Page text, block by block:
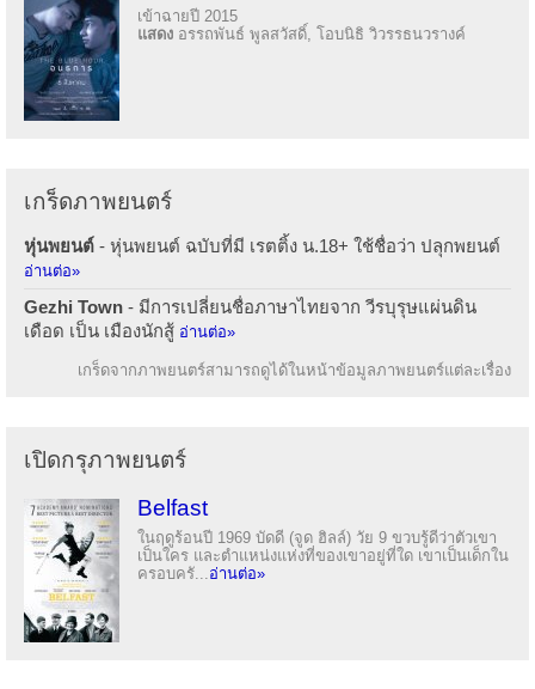
เข้าฉายปี 2015
แสดง อรรถพันธ์ พูลสวัสดิ์, โอบนิธิ วิวรรธนวรางค์
เกร็ดภาพยนตร์
หุ่นพยนต์ - หุ่นพยนต์ ฉบับที่มี เรตติ้ง น.18+ ใช้ชื่อว่า ปลุกพยนต์
อ่านต่อ»
Gezhi Town - มีการเปลี่ยนชื่อภาษาไทยจาก วีรบุรุษแผ่นดิน
เดือด เป็น เมืองนักสู้ อ่านต่อ»
เกร็ดจากภาพยนตร์สามารถดูได้ในหน้าข้อมูลภาพยนตร์แต่ละเรื่อง
เปิดกรุภาพยนตร์
Belfast
ในฤดูร้อนปี 1969 บัดดี (จูด ฮิลล์) วัย 9 ขวบรู้ดีว่าตัวเขา
เป็นใคร และตำแหน่งแห่งที่ของเขาอยู่ที่ใด เขาเป็นเด็กใน
ครอบครั... อ่านต่อ»